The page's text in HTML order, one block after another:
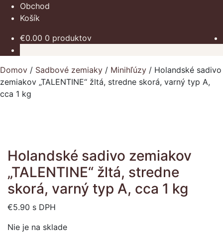
Obchod
Košík
€0.00 0 produktov
Domov / Sadbové zemiaky / Minihľúzy / Holandské sadivo
zemiakov „TALENTINE“ žltá, stredne skorá, varný typ A,
cca 1 kg
Holandské sadivo zemiakov
„TALENTINE“ žltá, stredne
skorá, varný typ A, cca 1 kg
€5.90 s DPH
Nie je na sklade